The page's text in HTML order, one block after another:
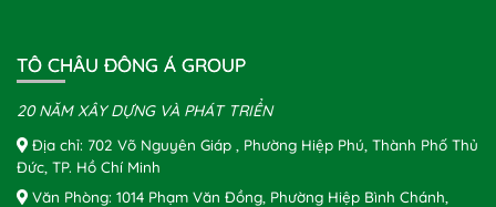
TÔ CHÂU ĐÔNG Á GROUP
20 NĂM XÂY DỰNG VÀ PHÁT TRIỂN
Địa chỉ: 702 Võ Nguyên Giáp , Phường Hiệp Phú, Thành Phố Thủ
Đức, TP. Hồ Chí Minh
Văn Phòng: 1014 Phạm Văn Đồng, Phường Hiệp Bình Chánh,